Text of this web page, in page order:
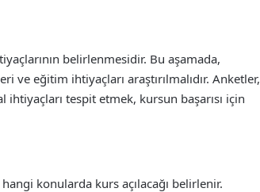
belirlenmesidir. Bu aşamada,
ve eğitim ihtiyaçları araştırılmalıdır. Anketler,
tespit etmek, kursun başarısı için
konularda kurs açılacağı belirlenir.